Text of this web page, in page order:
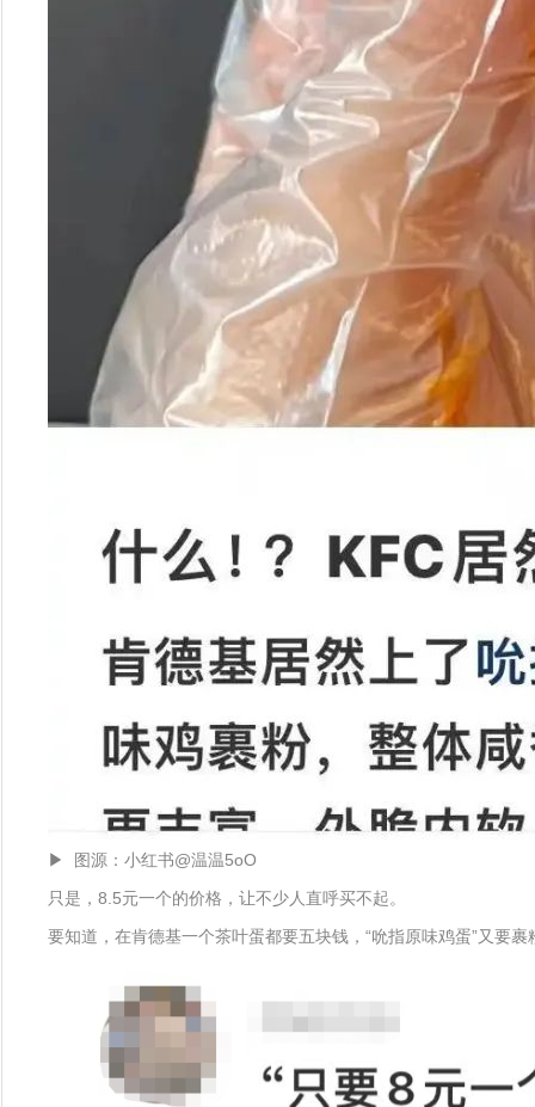
▶ 图源：小红书@温温5oO
只是，8.5元一个的价格，让不少人直呼买不起。
要知道，在肯德基一个茶叶蛋都要五块钱，“吮指原味鸡蛋”又要